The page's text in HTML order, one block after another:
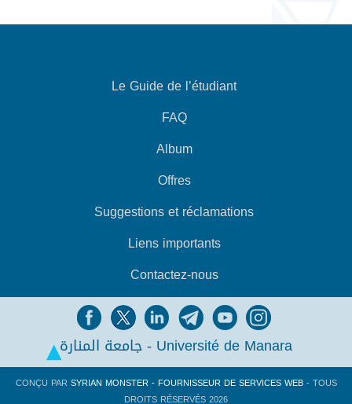
Le Guide de l’étudiant
FAQ
Album
Offres
Suggestions et réclamations
Liens importants
Contactez-nous
جامعة المنارة - Université de Manara
CONÇU PARSYRIAN MONSTER - FOURNISSEUR DE SERVICES WEB- TOUS
DROITS RÉSERVÉS 2026